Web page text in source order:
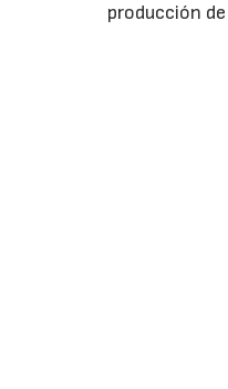
producción